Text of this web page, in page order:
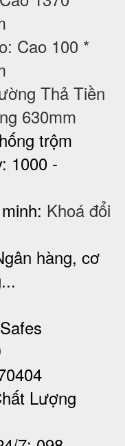
Cao 100 *
Thả Tiền
630mm
trộm
1000 -
Khoá đổi
hàng, cơ
Lượng